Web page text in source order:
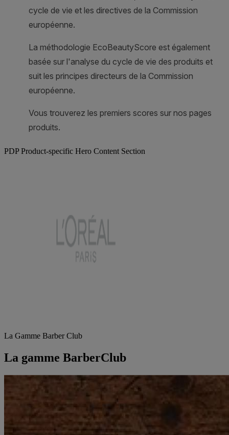
PDP Product-specific Hero Content Section
La Gamme Barber Club
La gamme BarberClub